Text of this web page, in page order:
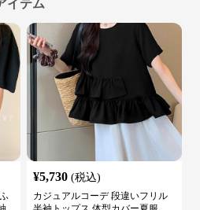
イテム
¥5,730 (税込)
カジュアルコーデ 段違いフリル